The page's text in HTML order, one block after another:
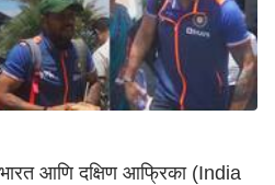
भारत आणि दक्षिण आफ्रिका(India